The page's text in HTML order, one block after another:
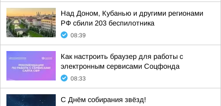
Над Доном, Кубанью и другими регионами
РФ сбили 203 беспилотника
08:39
Как настроить браузер для работы с
электронным сервисами Соцфонда
08:33
С Днём собирания звёзд!